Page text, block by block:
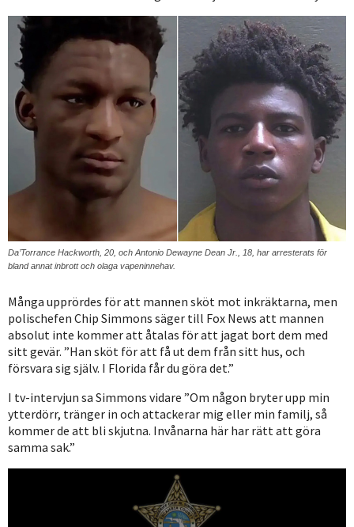
Da’Torrance Hackworth, 20, och Antonio Dewayne Dean Jr., 18, har arresterats för
bland annat inbrott och olaga vapeninnehav.
Många upprördes för att mannen sköt mot inkräktarna, men
polischefen Chip Simmons säger till Fox News att mannen
absolut inte kommer att åtalas för att jagat bort dem med
sitt gevär. ”Han sköt för att få ut dem från sitt hus, och
försvara sig själv. I Florida får du göra det.”
I tv-intervjun sa Simmons vidare ”Om någon bryter upp min
ytterdörr, tränger in och attackerar mig eller min familj, så
kommer de att bli skjutna. Invånarna här har rätt att göra
samma sak.”